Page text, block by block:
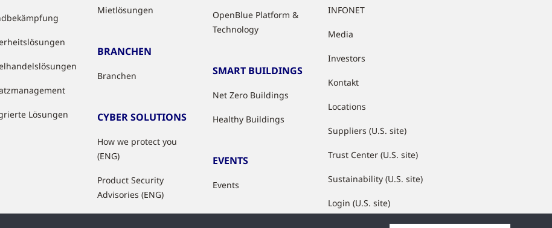
Lösungen
Mietlösungen
BRANCHEN
Branchen
CYBER SOLUTIONS
How we protect you
(ENG)
Product Security
Advisories (ENG)
OpenBlue Platform &
Technology
SMART BUILDINGS
Net Zero Buildings
Healthy Buildings
EVENTS
Events
INFONET
Media
Investors
Kontakt
Locations
Suppliers (U.S. site)
Trust Center (U.S. site)
Sustainability (U.S. site)
Login (U.S. site)